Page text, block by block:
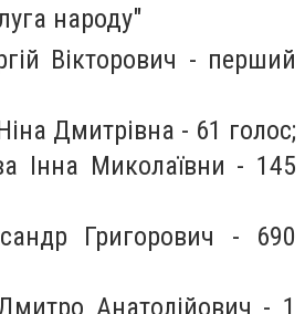
народу"
Вікторович - перший
Дмитрівна - 61 голос;
Інна Миколаївни - 145
Григорович - 690
Анатолійович - 1